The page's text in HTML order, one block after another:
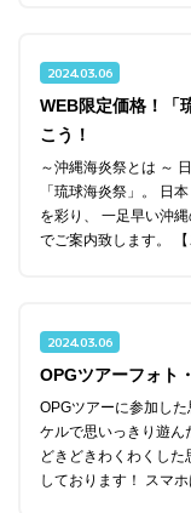
2024.03.06
WEB限定価格！「
こう！
～沖縄海炎祭とは ～
「琉球海炎祭」。 日
を彩り、 一足早い沖
でご案内致します。
2024.03.06
OPGツアーフォト
OPGツアーに参加し
ケルで思いっきり遊ん
どきどきわくわくし
しております！ スマ